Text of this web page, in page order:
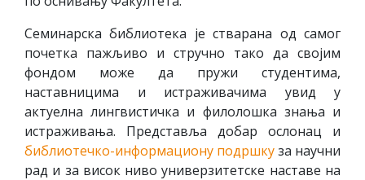
Семинарска библиотека је стварана од самог
почетка пажљиво и стручно тако да својим
фондом може да пружи студентима,
наставницима и истраживачима увид у
актуелна лингвистичка и филолошка знања и
истраживања. Представља добар ослонац и
библиотечко-информациону подршкуза научни
рад и за висок ниво универзитетске наставе на